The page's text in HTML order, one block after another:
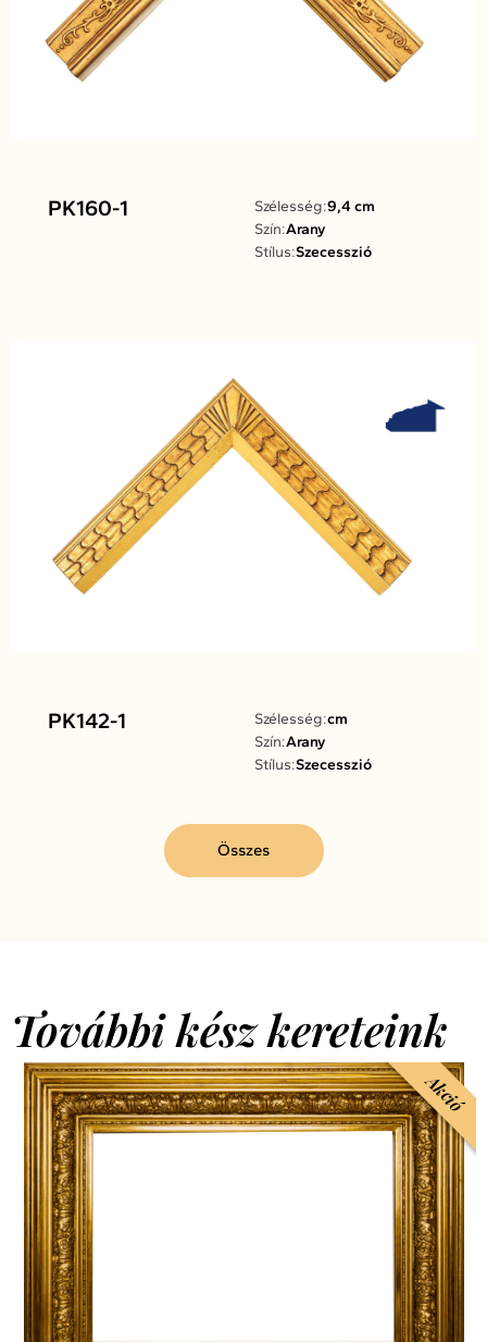
PK160-1 Szélesség:9,4 cm
Szín:Arany
Stílus:Szecesszió
PK142-1 Szélesség:cm
Szín:Arany
Stílus:Szecesszió
Összes
További kész kereteink
Akció